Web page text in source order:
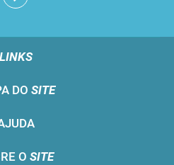
LINKS
DO SITE
O SITE